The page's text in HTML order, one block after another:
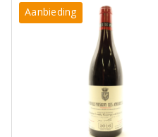
Aanbieding